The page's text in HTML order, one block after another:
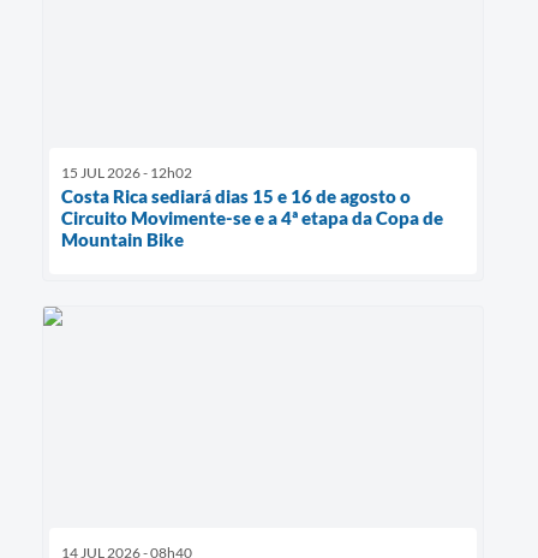
15 JUL 2026 - 12h02
Costa Rica sediará dias 15 e 16 de agosto o
Circuito Movimente-se e a 4ª etapa da Copa de
Mountain Bike
14 JUL 2026 - 08h40